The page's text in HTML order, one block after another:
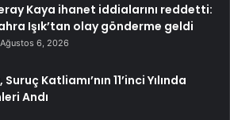
Kaya ihanet iddialarını reddetti:
Işık’tan olay gönderme geldi
Ağustos 6, 2026
Katliamı’nın 11’inci Yılında
Andı